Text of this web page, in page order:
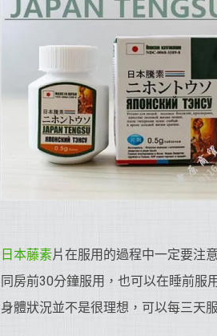
日本藤素片在服用的過程中一定要注
同房前30分鐘服用，也可以在睡前服
身體狀況並不是很理想，可以每三天